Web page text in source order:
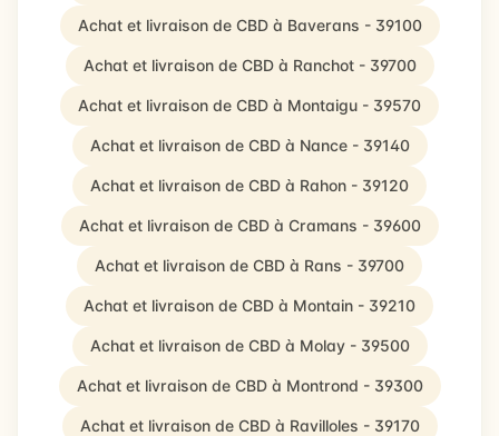
Achat et livraison de CBD à Baverans - 39100
Achat et livraison de CBD à Ranchot - 39700
Achat et livraison de CBD à Montaigu - 39570
Achat et livraison de CBD à Nance - 39140
Achat et livraison de CBD à Rahon - 39120
Achat et livraison de CBD à Cramans - 39600
Achat et livraison de CBD à Rans - 39700
Achat et livraison de CBD à Montain - 39210
Achat et livraison de CBD à Molay - 39500
Achat et livraison de CBD à Montrond - 39300
Achat et livraison de CBD à Ravilloles - 39170